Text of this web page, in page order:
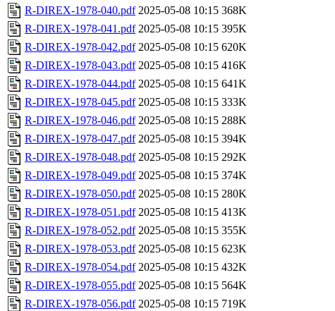
R-DIREX-1978-040.pdf 2025-05-08 10:15 368K
R-DIREX-1978-041.pdf 2025-05-08 10:15 395K
R-DIREX-1978-042.pdf 2025-05-08 10:15 620K
R-DIREX-1978-043.pdf 2025-05-08 10:15 416K
R-DIREX-1978-044.pdf 2025-05-08 10:15 641K
R-DIREX-1978-045.pdf 2025-05-08 10:15 333K
R-DIREX-1978-046.pdf 2025-05-08 10:15 288K
R-DIREX-1978-047.pdf 2025-05-08 10:15 394K
R-DIREX-1978-048.pdf 2025-05-08 10:15 292K
R-DIREX-1978-049.pdf 2025-05-08 10:15 374K
R-DIREX-1978-050.pdf 2025-05-08 10:15 280K
R-DIREX-1978-051.pdf 2025-05-08 10:15 413K
R-DIREX-1978-052.pdf 2025-05-08 10:15 355K
R-DIREX-1978-053.pdf 2025-05-08 10:15 623K
R-DIREX-1978-054.pdf 2025-05-08 10:15 432K
R-DIREX-1978-055.pdf 2025-05-08 10:15 564K
R-DIREX-1978-056.pdf 2025-05-08 10:15 719K